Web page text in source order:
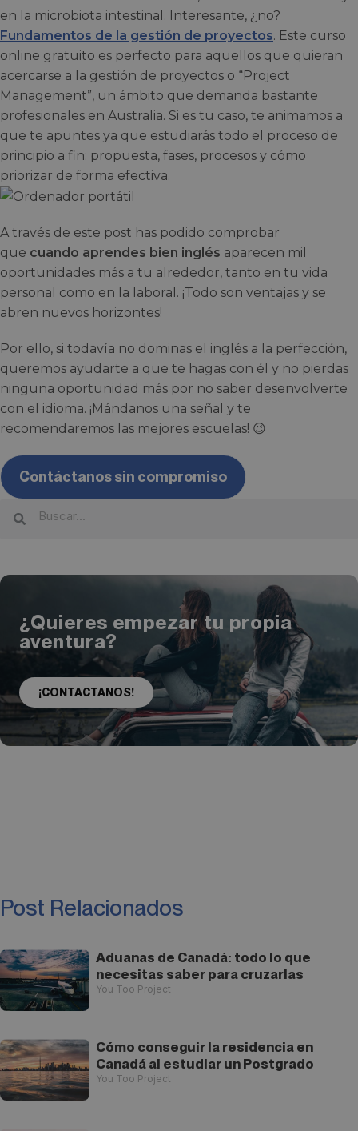
en la microbiota intestinal. Interesante, ¿no?
Fundamentos de la gestión de proyectos. Este curso
online gratuito es perfecto para aquellos que quieran
acercarse a la gestión de proyectos o “Project
Management”, un ámbito que demanda bastante
profesionales en Australia. Si es tu caso, te animamos a
que te apuntes ya que estudiarás todo el proceso de
principio a fin: propuesta, fases, procesos y cómo
priorizar de forma efectiva.
A través de este post has podido comprobar
que cuando aprendes bien inglés aparecen mil
oportunidades más a tu alrededor, tanto en tu vida
personal como en la laboral. ¡Todo son ventajas y se
abren nuevos horizontes!
Por ello, si todavía no dominas el inglés a la perfección,
queremos ayudarte a que te hagas con él y no pierdas
ninguna oportunidad más por no saber desenvolverte
con el idioma. ¡Mándanos una señal y te
recomendaremos las mejores escuelas! 😉
Contáctanos sin compromiso
¿Quieres empezar tu propia
aventura?
¡CONTACTANOS!
Post Relacionados
Aduanas de Canadá: todo lo que
necesitas saber para cruzarlas
You Too Project
Cómo conseguir la residencia en
Canadá al estudiar un Postgrado
You Too Project